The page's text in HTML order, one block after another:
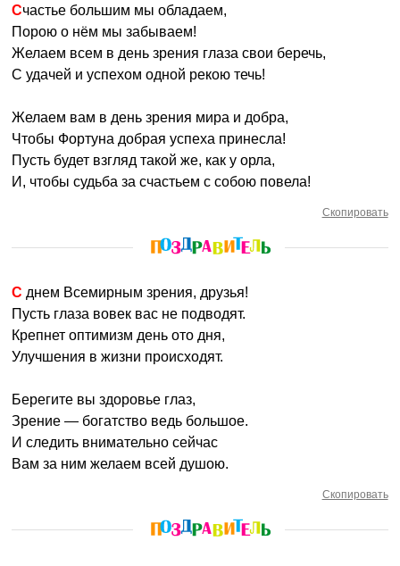
Счастье большим мы обладаем,
Порою о нём мы забываем!
Желаем всем в день зрения глаза свои беречь,
С удачей и успехом одной рекою течь!
Желаем вам в день зрения мира и добра,
Чтобы Фортуна добрая успеха принесла!
Пусть будет взгляд такой же, как у орла,
И, чтобы судьба за счастьем с собою повела!
Скопировать
С днем Всемирным зрения, друзья!
Пусть глаза вовек вас не подводят.
Крепнет оптимизм день ото дня,
Улучшения в жизни происходят.
Берегите вы здоровье глаз,
Зрение — богатство ведь большое.
И следить внимательно сейчас
Вам за ним желаем всей душою.
Скопировать